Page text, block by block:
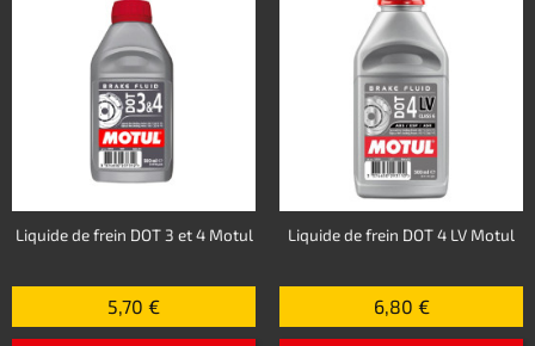
Liquide de frein DOT 3 et 4 Motul
5,70 €
Liquide de frein DOT 4 LV Motul
6,80 €